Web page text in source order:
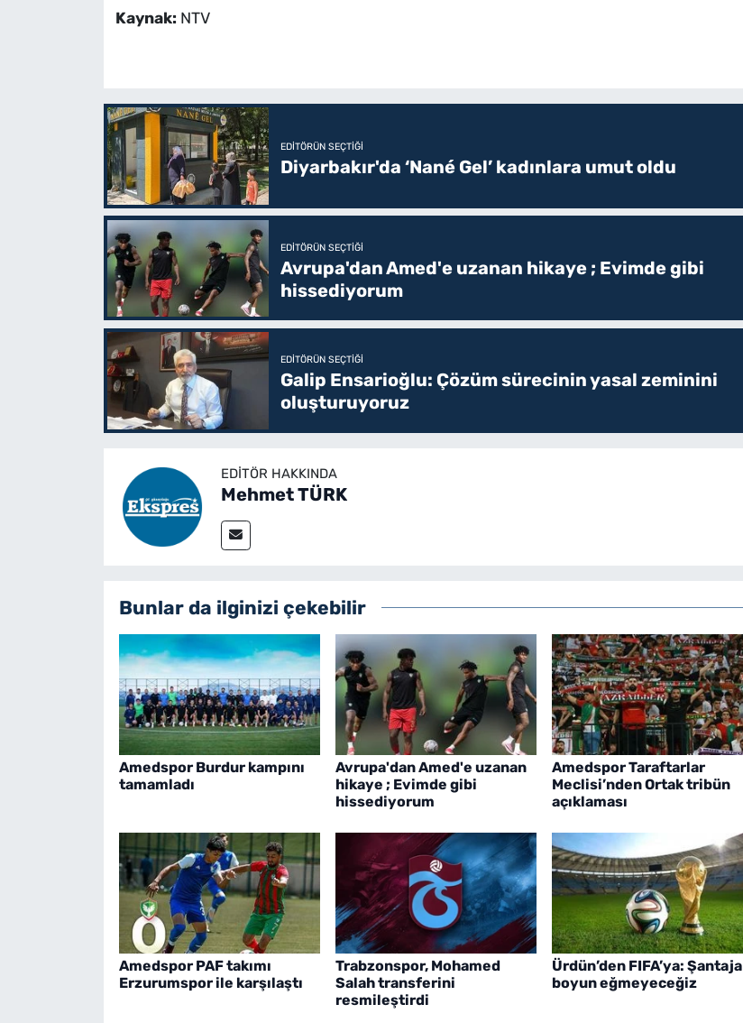
Kaynak: NTV
EDITÖRÜN SEÇTIĞI
Diyarbakır'da ‘Nané Gel’ kadınlara umut oldu
EDITÖRÜN SEÇTIĞI
Avrupa'dan Amed'e uzanan hikaye ; Evimde gibi
hissediyorum
EDITÖRÜN SEÇTIĞI
Galip Ensarioğlu: Çözüm sürecinin yasal zeminini
oluşturuyoruz
EDITÖR HAKKINDA
Mehmet TÜRK
Bunlar da ilginizi çekebilir
Amedspor Burdur kampını
tamamladı
Avrupa'dan Amed'e uzanan
hikaye ; Evimde gibi
hissediyorum
Amedspor Taraftarlar
Meclisi’nden Ortak tribün
açıklaması
Amedspor PAF takımı
Erzurumspor ile karşılaştı
Trabzonspor, Mohamed
Salah transferini
resmileştirdi
Ürdün’den FIFA’ya: Şantaja
boyun eğmeyeceğiz